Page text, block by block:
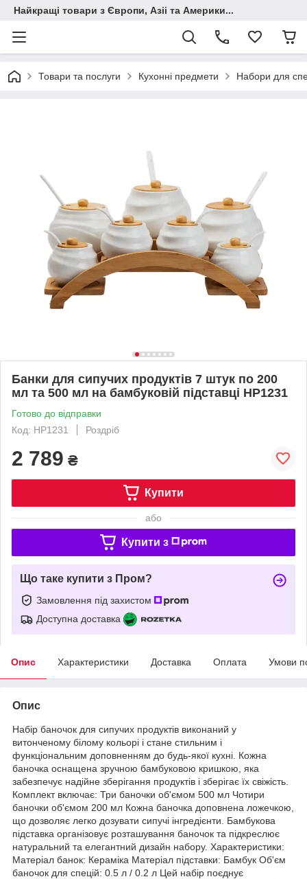
Найкращі товари з Європи, Азіі та Америки...
Товари та послуги Кухонні предмети Набори для
Банки для сипучих продуктів 7 штук по 200
мл та 500 мл на бамбуковій підставці HP1231
Готово до відправки
Код: HP1231
Роздріб
2 789 ₴
Купити
або
Купити з
Що таке купити з Пром?
Замовлення під захистом
Доступна доставка
Опис Характеристики Доставка Оплата Умови
Опис
Набір баночок для сипучих продуктів виконаний у
витонченому білому кольорі і стане стильним і
функціональним доповненням до будь-якої кухні. Кожна
баночка оснащена зручною бамбуковою кришкою, яка
забезпечує надійне зберігання продуктів і зберігає їх свіжість.
Комплект включає: Три баночки об'ємом 500 мл Чотири
баночки об'ємом 200 мл Кожна баночка доповнена ложечкою,
що дозволяє легко дозувати сипучі інгредієнти. Бамбукова
підставка організовує розташування баночок та підкреслює
натуральний та елегантний дизайн набору. Характеристики:
Матеріал банок: Кераміка Матеріал підставки: Бамбук Об'єм
баночок для спецій: 0.5 л / 0.2 л Цей набір поєднує